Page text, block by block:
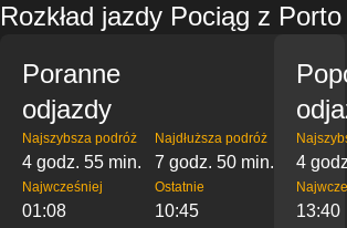
Rozkład jazdy Pociąg z
Poranne
odjazdy
Najszybsza podróż
4 godz. 55 min.
Najdłuższa podróż
7 godz. 50 min.
Najwcześniej
01:08
Ostatnie
10:45
4
13:40